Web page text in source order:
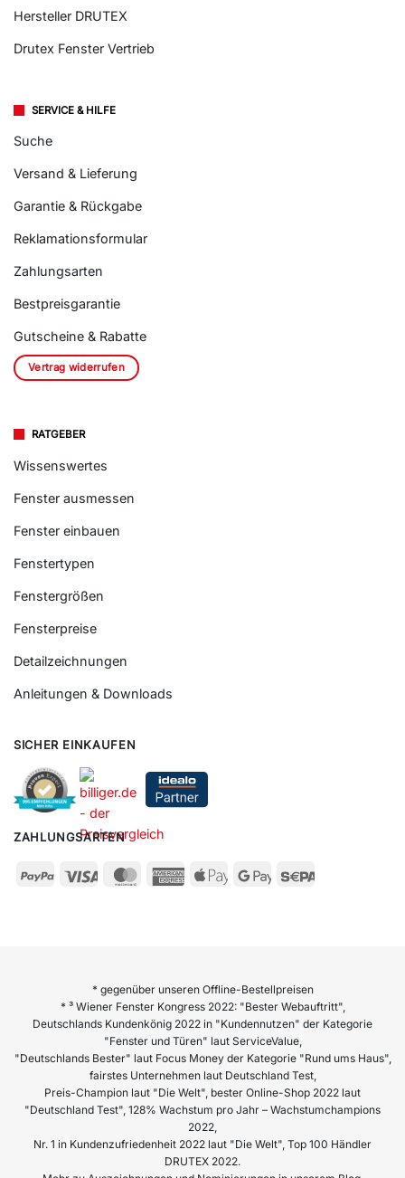
Hersteller DRUTEX
Drutex Fenster Vertrieb
SERVICE & HILFE
Suche
Versand & Lieferung
Garantie & Rückgabe
Reklamationsformular
Zahlungsarten
Bestpreisgarantie
Gutscheine & Rabatte
Vertrag widerrufen
RATGEBER
Wissenswertes
Fenster ausmessen
Fenster einbauen
Fenstertypen
Fenstergrößen
Fensterpreise
Detailzeichnungen
Anleitungen & Downloads
SICHER EINKAUFEN
ZAHLUNGSARTEN
* gegenüber unseren Offline-Bestellpreisen
* ³ Wiener Fenster Kongress 2022: "Bester Webauftritt",
Deutschlands Kundenkönig 2022 in "Kundennutzen" der Kategorie
"Fenster und Türen" laut ServiceValue,
"Deutschlands Bester" laut Focus Money der Kategorie "Rund ums Haus",
fairstes Unternehmen laut Deutschland Test,
Preis-Champion laut "Die Welt", bester Online-Shop 2022 laut
"Deutschland Test", 128% Wachstum pro Jahr – Wachstumchampions
2022,
Nr. 1 in Kundenzufriedenheit 2022 laut "Die Welt", Top 100 Händler
DRUTEX 2022.